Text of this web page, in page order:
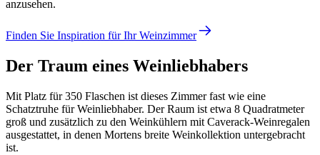
anzusehen.
Finden Sie Inspiration für Ihr Weinzimmer
Der Traum eines Weinliebhabers
Mit Platz für 350 Flaschen ist dieses Zimmer fast wie eine
Schatztruhe für Weinliebhaber. Der Raum ist etwa 8 Quadratmeter
groß und zusätzlich zu den Weinkühlern mit Caverack-Weinregalen
ausgestattet, in denen Mortens breite Weinkollektion untergebracht
ist.